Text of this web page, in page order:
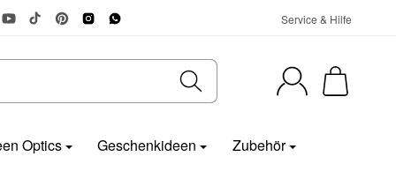
Service & Hilfe
Optics Geschenkideen Zubehör